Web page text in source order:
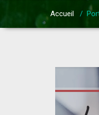
Accueil /